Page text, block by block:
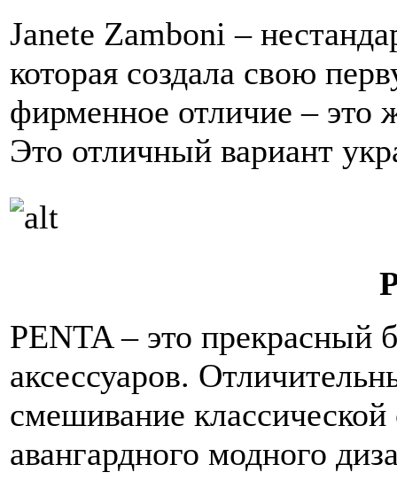
Janete Zamboni –
которая создала свою
фирменное отличие – это
Это отличный вариант
PENTA – это прекрасный
аксессуаров.
смешивание
авангардного модного